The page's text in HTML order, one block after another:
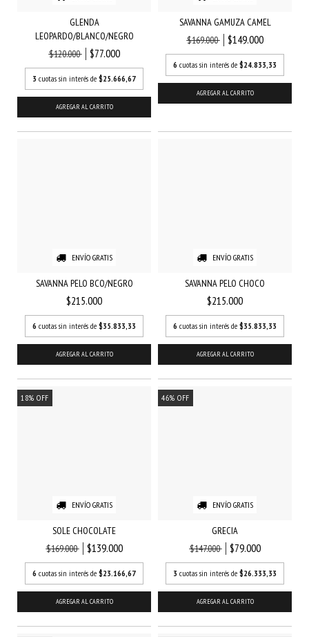
GLENDA
LEOPARDO/BLANCO/NEGRO
$120.000
$77.000
3 cuotas sin interés de $25.666,67
AGREGAR AL CARRITO
SAVANNA GAMUZA CAMEL
$169.000
$149.000
6 cuotas sin interés de $24.833,33
AGREGAR AL CARRITO
ENVÍO GRATIS
SAVANNA PELO BCO/NEGRO
$215.000
6 cuotas sin interés de $35.833,33
AGREGAR AL CARRITO
ENVÍO GRATIS
SAVANNA PELO CHOCO
$215.000
6 cuotas sin interés de $35.833,33
AGREGAR AL CARRITO
18% OFF
ENVÍO GRATIS
SOLE CHOCOLATE
$169.000
$139.000
6 cuotas sin interés de $23.166,67
AGREGAR AL CARRITO
46% OFF
ENVÍO GRATIS
GRECIA
$147.000
$79.000
3 cuotas sin interés de $26.333,33
AGREGAR AL CARRITO